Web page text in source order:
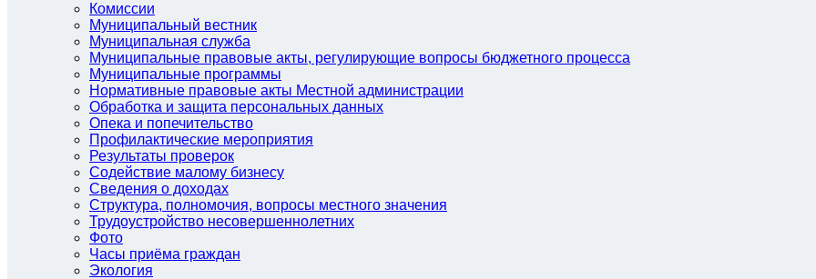
Комиссии
Муниципальный вестник
Муниципальная служба
Муниципальные правовые акты, регулирующие вопросы бюджетного процесса
Муниципальные программы
Нормативные правовые акты Местной администрации
Обработка и защита персональных данных
Опека и попечительство
Профилактические мероприятия
Результаты проверок
Содействие малому бизнесу
Сведения о доходах
Структура, полномочия, вопросы местного значения
Трудоустройство несовершеннолетних
Фото
Часы приёма граждан
Экология